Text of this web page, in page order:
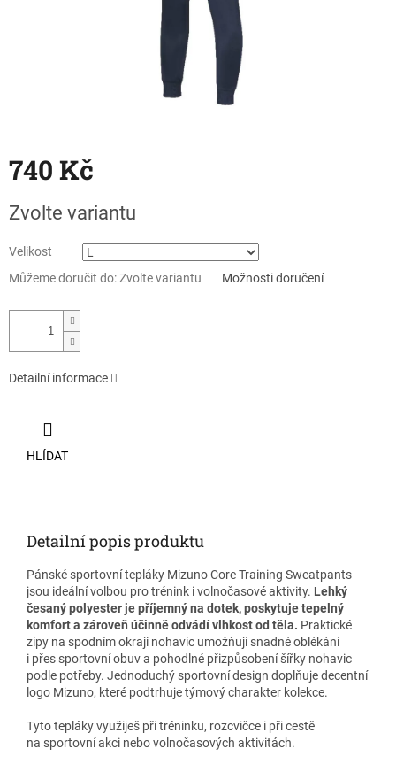
740 Kč
cena:
Zvolte variantu
Velikost
Můžeme doručit do:Zvolte variantu Možnosti doručení
Detailní informace
HLÍDAT
Detailní popis produktu
Pánské sportovní tepláky Mizuno Core Training Sweatpants
jsou ideální volbou pro trénink i volnočasové aktivity. Lehký
česaný polyester je příjemný na dotek, poskytuje tepelný
komfort a zároveň účinně odvádí vlhkost od těla. Praktické
zipy na spodním okraji nohavic umožňují snadné oblékání
i přes sportovní obuv a pohodlné přizpůsobení šířky nohavic
podle potřeby. Jednoduchý sportovní design doplňuje decentní
logo Mizuno, které podtrhuje týmový charakter kolekce.
Tyto tepláky využiješ při tréninku, rozcvičce i při cestě
na sportovní akci nebo volnočasových aktivitách.